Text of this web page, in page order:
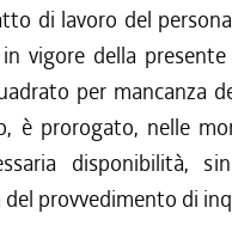
di lavoro del
vigore della
per mancanza
è prorogato, nelle
disponibilità,
provvedimento di